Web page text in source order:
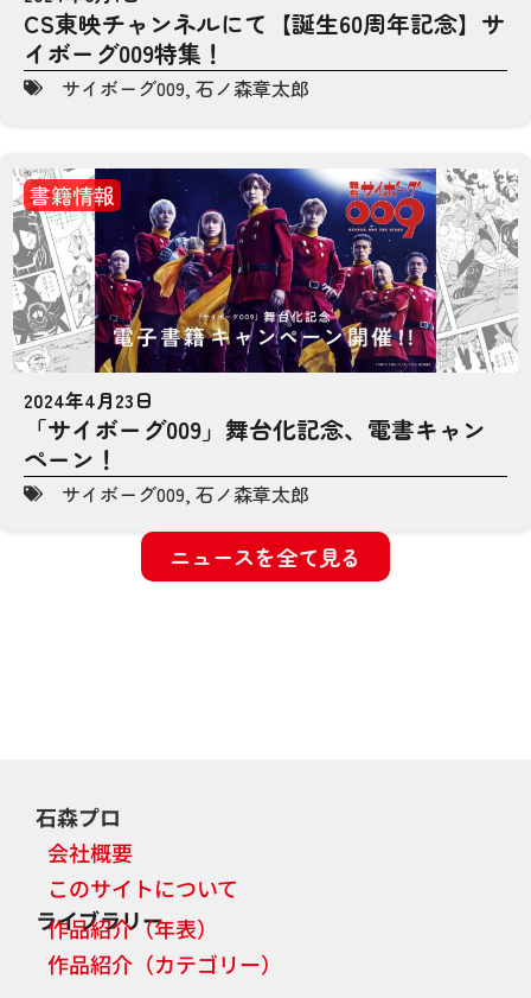
CS東映チャンネルにて【誕生60周年記念】サ
イボーグ009特集！
サイボーグ009, 石ノ森章太郎
書籍情報
2024年4月23日
「サイボーグ009」舞台化記念、電書キャン
ペーン！
サイボーグ009, 石ノ森章太郎
ニュースを全て見る
石森プロ
会社概要
このサイトについて
ライブラリー
作品紹介（年表）
作品紹介（カテゴリー）